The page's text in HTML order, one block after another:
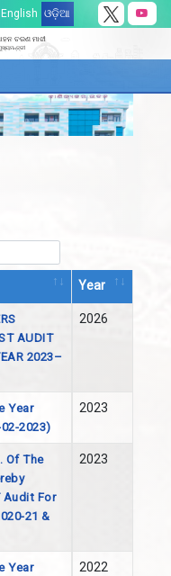
English ଓଡ଼ିଆ
ଚରଣ ମାଝୀ
Year
Year
AUDIT
2023–
2026
Year
2023)
2023
Of The
Audit For
21 &
2023
Year
2022